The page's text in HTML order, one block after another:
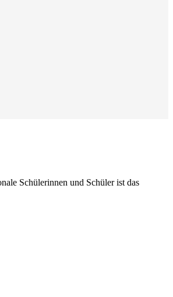
Schülerinnen und Schüler ist das